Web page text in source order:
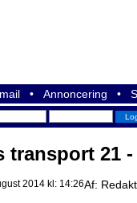
• Annoncering •
transport 21
2014 kl: 14:26Af: